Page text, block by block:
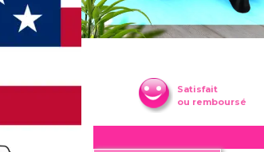
Satisfait
ou remboursé